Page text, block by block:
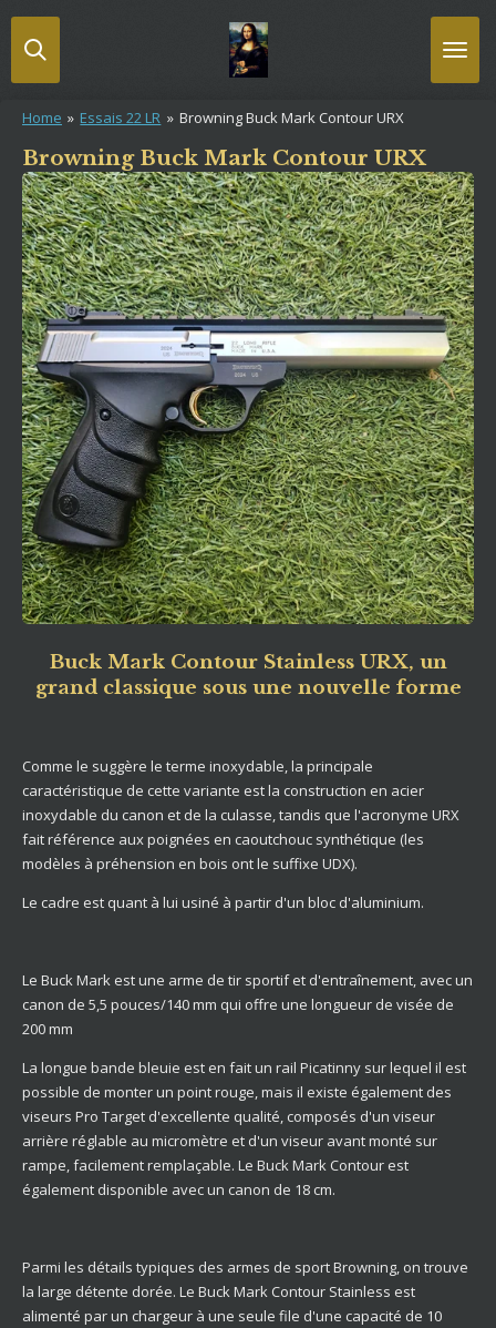
Passer
au
Home » Essais 22 LR » Browning Buck Mark Contour URX
Browning Buck Mark Contour URX
Buck Mark Contour Stainless URX, un
grand classique sous une nouvelle forme
Comme le suggère le terme inoxydable, la principale
caractéristique de cette variante est la construction en acier
inoxydable du canon et de la culasse, tandis que l'acronyme URX
fait référence aux poignées en caoutchouc synthétique (les
modèles à préhension en bois ont le suffixe UDX).
Le cadre est quant à lui usiné à partir d'un bloc d'aluminium.
Le Buck Mark est une arme de tir sportif et d'entraînement, avec un
canon de 5,5 pouces/140 mm qui offre une longueur de visée de
200 mm
La longue bande bleuie est en fait un rail Picatinny sur lequel il est
possible de monter un point rouge, mais il existe également des
viseurs Pro Target d'excellente qualité, composés d'un viseur
arrière réglable au micromètre et d'un viseur avant monté sur
rampe, facilement remplaçable. Le Buck Mark Contour est
également disponible avec un canon de 18 cm.
Parmi les détails typiques des armes de sport Browning, on trouve
la large détente dorée. Le Buck Mark Contour Stainless est
alimenté par un chargeur à une seule file d'une capacité de 10